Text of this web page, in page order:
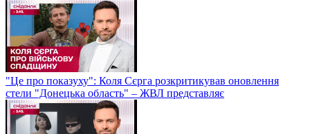
"Це про показуху": Коля Сєрга розкритикував оновлення
стели "Донецька область" – ЖВЛ представляє